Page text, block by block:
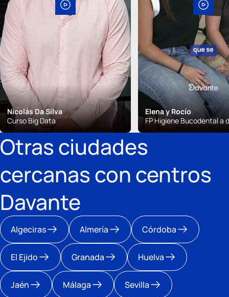
Nicolás Da Silva
Curso Big Data
Elena y Rocío
FP Higiene Bucodental a
Otras ciudades
cercanas con centros
Davante
Algeciras Almería Córdoba
El Ejido Granada Huelva
Jaén Málaga Sevilla